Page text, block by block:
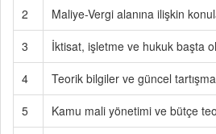
2
Maliye-Vergi alanına ilişkin
3
İktisat, işletme ve hukuk başta
4
Teorik bilgiler ve güncel
5
Kamu mali yönetimi ve bütçe